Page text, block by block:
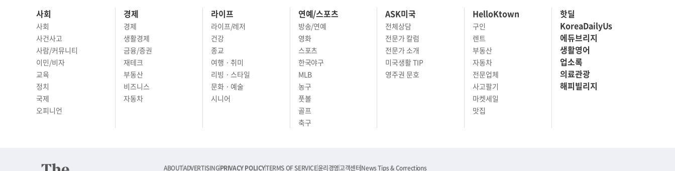
사회
사회
사건사고
사람/커뮤니티
이민/비자
교육
정치
국제
오피니언
경제
경제
생활경제
금융/증권
재테크
부동산
비즈니스
자동차
라이프
라이프/레저
건강
종교
여행 · 취미
리빙 · 스타일
문화 · 예술
시니어
연예/스포츠
방송/연예
영화
스포츠
한국야구
MLB
농구
풋볼
골프
축구
ASK미국
전체상담
전문가 칼럼
전문가 소개
미국생활 TIP
영주권 문호
HelloKtown
구인
렌트
부동산
자동차
전문업체
사고팔기
마켓세일
맛집
핫딜
KoreaDailyUs
에듀브리지
생활영어
업소록
의료관광
해피빌리지
ABOUTADVERTISINGPRIVACY POLICYTERMS OF SERVICE윤리경영고객센터News Tips & Corrections